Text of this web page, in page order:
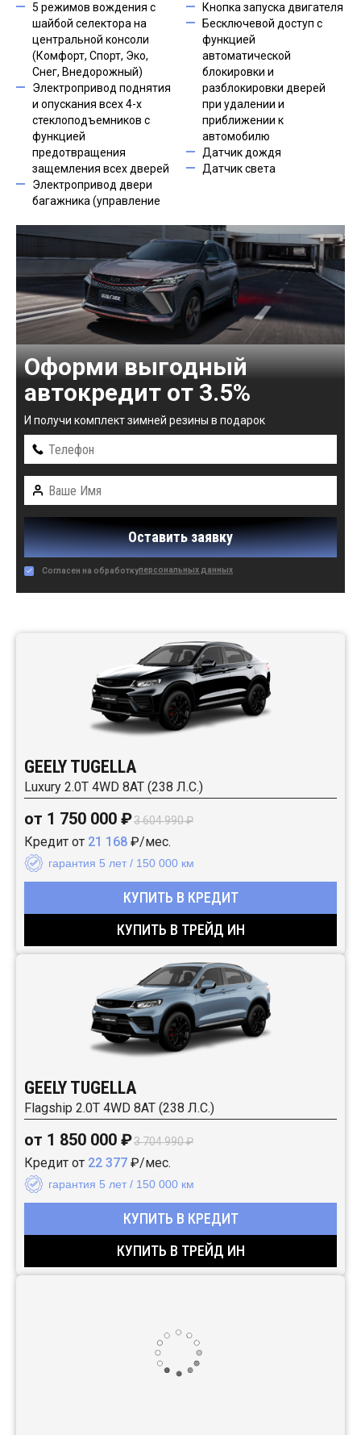
5 режимов вождения с
шайбой селектора на
центральной консоли
(Комфорт, Спорт, Эко,
Снег, Внедорожный)
Электропривод поднятия
и опускания всех 4-х
стеклоподъемников с
функцией
предотвращения
защемления всех дверей
Электропривод двери
багажника (управление
Кнопка запуска двигателя
Бесключевой доступ с
функцией
автоматической
блокировки и
разблокировки дверей
при удалении и
приближении к
автомобилю
Датчик дождя
Датчик света
Оформи выгодный
автокредит от 3.5%
И получи комплект зимней резины в подарок
Оставить заявку
Согласен на обработкуперсональных данных
GEELY TUGELLA
Luxury 2.0T 4WD 8AT (238 Л.С.)
от 1 750 000 ₽3 604 990 ₽
Кредит от 21 168 ₽/мес.
гарантия 5 лет / 150 000 км
КУПИТЬ В КРЕДИТ
КУПИТЬ В ТРЕЙД ИН
GEELY TUGELLA
Flagship 2.0T 4WD 8AT (238 Л.С.)
от 1 850 000 ₽3 704 990 ₽
Кредит от 22 377 ₽/мес.
гарантия 5 лет / 150 000 км
КУПИТЬ В КРЕДИТ
КУПИТЬ В ТРЕЙД ИН